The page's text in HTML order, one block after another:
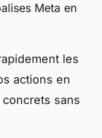
Meta en
les
actions en
sans